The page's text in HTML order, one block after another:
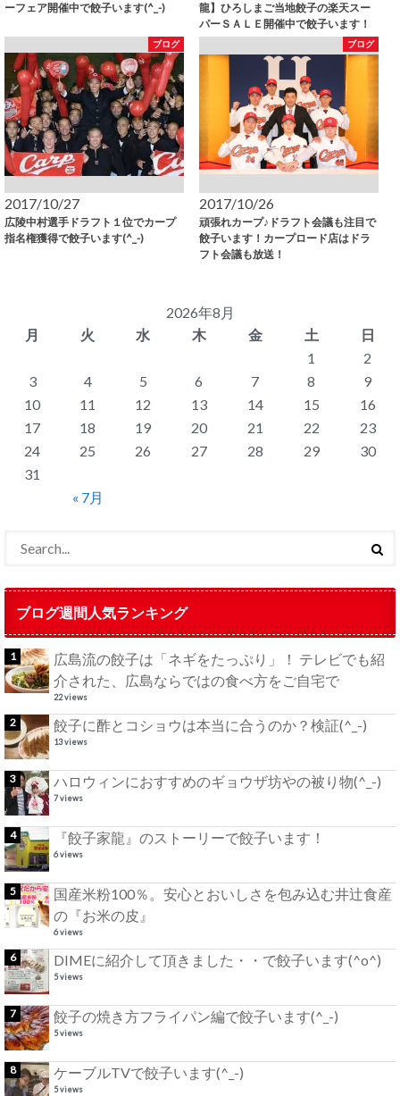
ーフェア開催中で餃子います(^_-)
龍】ひろしまご当地餃子の楽天スー
パーＳＡＬＥ開催中で餃子います！
ブログ
2017/10/27
広陵中村選手ドラフト１位でカープ
指名権獲得で餃子います(^_-)
ブログ
2017/10/26
頑張れカープ♪ドラフト会議も注目で
餃子います！カープロード店はドラ
フト会議も放送！
2026年8月
月
火 水 木 金 土 日
« 7月
1
2
3
4 5 6 7 8
9
10
11 12 13 14 15
16
17
18 19 20 21 22
23
24
25 26 27 28 29
30
31
ブログ週間人気ランキング
広島流の餃子は「ネギをたっぷり」！ テレビでも紹
介された、広島ならではの食べ方をご自宅で
22 views
餃子に酢とコショウは本当に合うのか？検証(^_-)
13 views
ハロウィンにおすすめのギョウザ坊やの被り物(^_-)
7 views
『餃子家龍』のストーリーで餃子います！
6 views
国産米粉100％。安心とおいしさを包み込む井辻食産
の『お米の皮』
6 views
DIMEに紹介して頂きました・・で餃子います(^o^)
5 views
餃子の焼き方フライパン編で餃子います(^_-)
5 views
ケーブルTVで餃子います(^_-)
5 views